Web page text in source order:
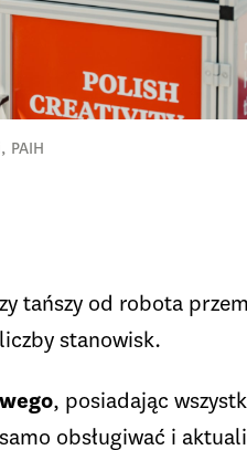
PAIH
tańszy od robota
stanowisk.
, posiadając
obsługiwać i